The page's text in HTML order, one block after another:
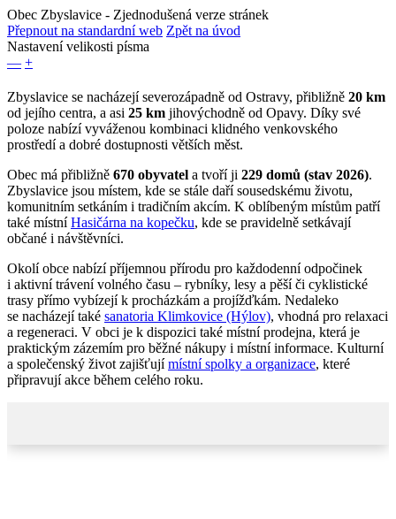
Obec Zbyslavice - Zjednodušená verze stránek
Přepnout na standardní web Zpět na úvod
Nastavení velikosti písma
— +
Zbyslavice se nacházejí severozápadně od Ostravy, přibližně 20 km
od jejího centra, a asi 25 km jihovýchodně od Opavy. Díky své
poloze nabízí vyváženou kombinaci klidného venkovského
prostředí a dobré dostupnosti větších měst.
Obec má přibližně 670 obyvatel a tvoří ji 229 domů (stav 2026).
Zbyslavice jsou místem, kde se stále daří sousedskému životu,
komunitním setkáním i tradičním akcím. K oblíbeným místům patří
také místníHasičárna na kopečku, kde se pravidelně setkávají
občané i návštěvníci.
Okolí obce nabízí příjemnou přírodu pro každodenní odpočinek
i aktivní trávení volného času – rybníky, lesy a pěší či cyklistické
trasy přímo vybízejí k procházkám a projížďkám. Nedaleko
se nacházejí také sanatoria Klimkovice (Hýlov), vhodná pro relaxaci
a regeneraci. V obci je k dispozici také místní prodejna, která je
praktickým zázemím pro běžné nákupy i místní informace. Kulturní
a společenský život zajišťujímístní spolky a organizace, které
připravují akce během celého roku.